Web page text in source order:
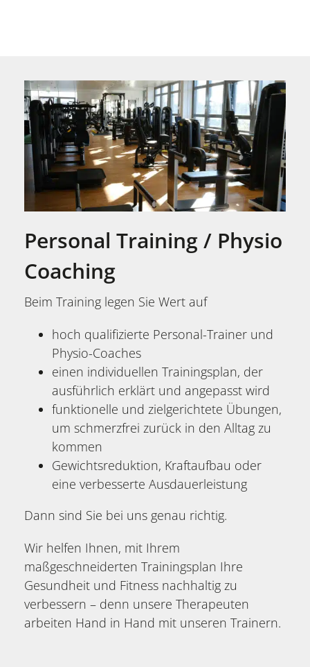
Personal Training / Physio
Coaching
Beim Training legen Sie Wert auf
hoch qualifizierte Personal-Trainer und
Physio-Coaches
einen individuellen Trainingsplan, der
ausführlich erklärt und angepasst wird
funktionelle und zielgerichtete Übungen,
um schmerzfrei zurück in den Alltag zu
kommen
Gewichtsreduktion, Kraftaufbau oder
eine verbesserte Ausdauerleistung
Dann sind Sie bei uns genau richtig.
Wir helfen Ihnen, mit Ihrem
maßgeschneiderten Trainingsplan Ihre
Gesundheit und Fitness nachhaltig zu
verbessern – denn unsere Therapeuten
arbeiten Hand in Hand mit unseren Trainern.